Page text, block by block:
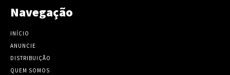
Navegação
INÍCIO
ANUNCIE
DISTRIBUIÇÃO
QUEM SOMOS